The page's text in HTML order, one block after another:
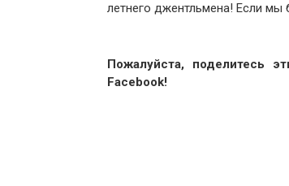
летнего джентльмена! Если мы
Пожалуйста, поделитесь
Facebook!